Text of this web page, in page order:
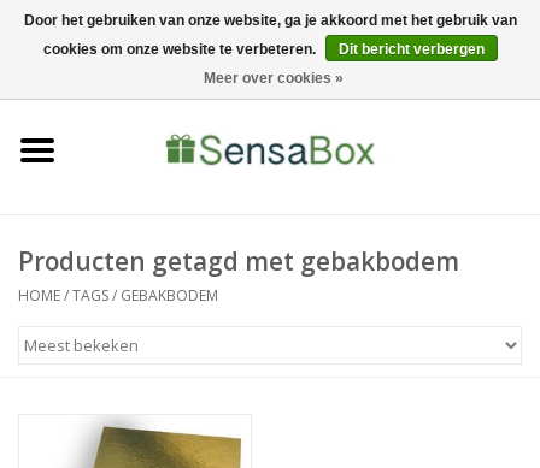
06-22022900 0 Artikelen - €0,00
Bewerkingen
Producten getagd met gebakbodem
HOME/TAGS/ GEBAKBODEM
Door het gebruiken van onze website, ga je akkoord met het gebruik van
cookies om onze website te verbeteren.
Dit bericht verbergen
Meer over cookies »